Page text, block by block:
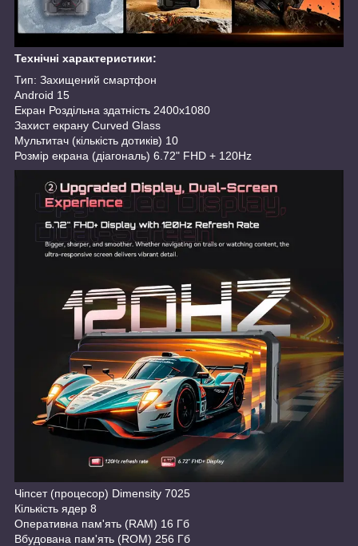
Технічні характеристики:
Тип: Захищений смартфон
Android 15
Екран Роздільна здатність 2400x1080
Захист екрану Curved Glass
Мультитач (кількість дотиків) 10
Розмір екрана (діагональ) 6.72" FHD + 120Hz
Чіпсет (процесор) Dimensity 7025
Кількість ядер 8
Оперативна пам'ять (RAM) 16 Гб
Вбудована пам'ять (ROM) 256 Гб